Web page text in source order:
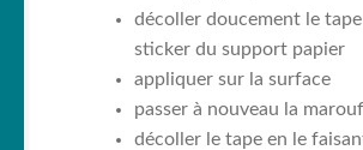
décoller doucement le
sticker du support papier
appliquer sur la surface
passer à nouveau la
décoller le tape en le